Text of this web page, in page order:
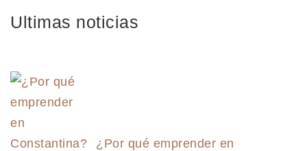
Ultimas noticias
¿Por qué emprender en